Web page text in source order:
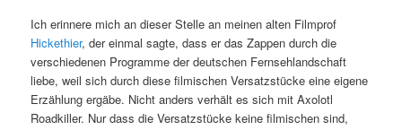
Ich erinnere mich an dieser Stelle an meinen alten Filmprof
Hickethier, der einmal sagte, dass er das Zappen durch die
verschiedenen Programme der deutschen Fernsehlandschaft
liebe, weil sich durch diese filmischen Versatzstücke eine eigene
Erzählung ergäbe. Nicht anders verhält es sich mit Axolotl
Roadkiller. Nur dass die Versatzstücke keine filmischen sind,